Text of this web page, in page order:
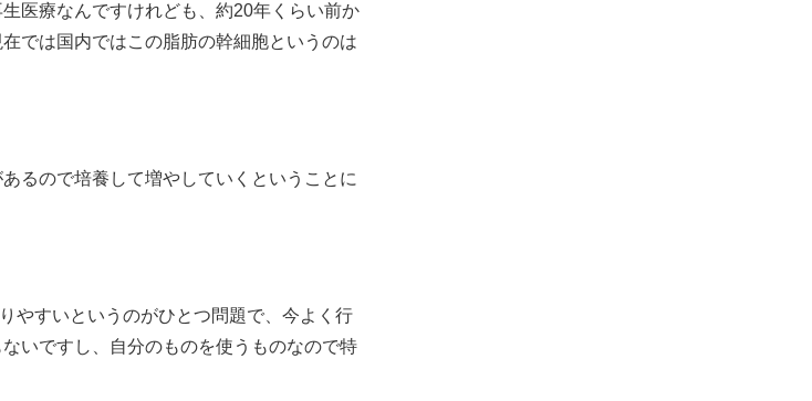
医療なんですけれども、約20年くらい前か
では国内ではこの脂肪の幹細胞というのは
るので培養して増やしていくということに
やすいというのがひとつ問題で、今よく行
いですし、自分のものを使うものなので特